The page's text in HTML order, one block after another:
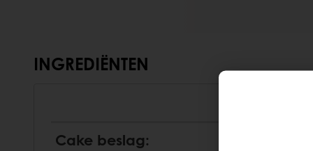
INGREDIËNTEN
Cake beslag: